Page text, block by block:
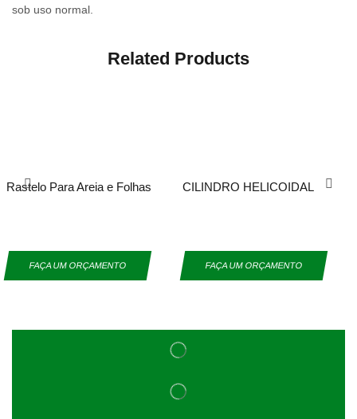
sob uso normal.
Related Products
Rastelo Para Areia e Folhas
FAÇA UM ORÇAMENTO
CILINDRO HELICOIDAL
FAÇA UM ORÇAMENTO